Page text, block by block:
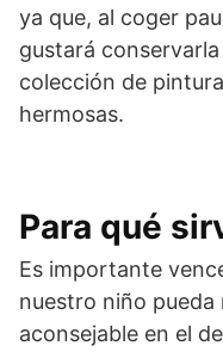
ya que, al coger
gustará
colección de
hermosas.
Para qué
Es importante
nuestro niño pueda
aconsejable en el